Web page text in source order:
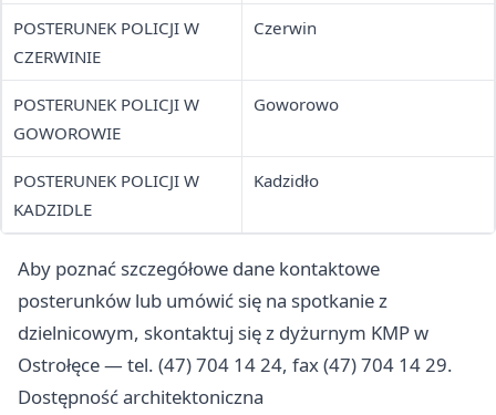
POSTERUNEK POLICJI W
CZERWINIE
Czerwin
POSTERUNEK POLICJI W
GOWOROWIE
Goworowo
POSTERUNEK POLICJI W
KADZIDLE
Kadzidło
Aby poznać szczegółowe dane kontaktowe
posterunków lub umówić się na spotkanie z
dzielnicowym, skontaktuj się z dyżurnym KMP w
Ostrołęce — tel. (47) 704 14 24, fax (47) 704 14 29.
Dostępność architektoniczna